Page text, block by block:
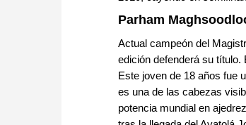
Parham
Actual campeón del
edición defenderá su
Este joven de 18 años fue
es una de las cabezas
potencia mundial en